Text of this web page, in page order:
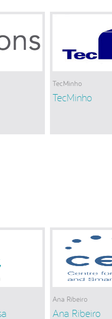
TecMinho
TecMinho
Ana Ribeiro
Ana Ribeiro